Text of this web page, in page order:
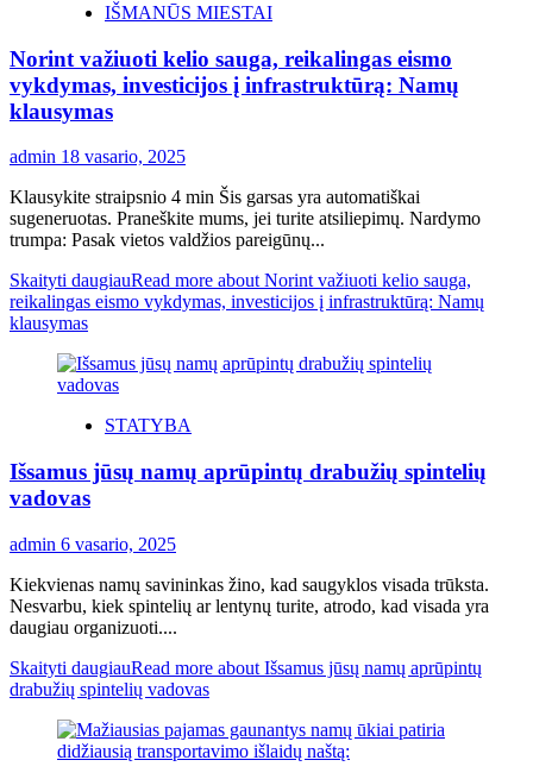
IŠMANŪS MIESTAI
Norint važiuoti kelio sauga, reikalingas eismo
vykdymas, investicijos į infrastruktūrą: Namų
klausymas
admin 18 vasario, 2025
Klausykite straipsnio 4 min Šis garsas yra automatiškai
sugeneruotas. Praneškite mums, jei turite atsiliepimų. Nardymo
trumpa: Pasak vietos valdžios pareigūnų...
Skaityti daugiauRead more about Norint važiuoti kelio sauga,
reikalingas eismo vykdymas, investicijos į infrastruktūrą: Namų
klausymas
STATYBA
Išsamus jūsų namų aprūpintų drabužių spintelių
vadovas
admin 6 vasario, 2025
Kiekvienas namų savininkas žino, kad saugyklos visada trūksta.
Nesvarbu, kiek spintelių ar lentynų turite, atrodo, kad visada yra
daugiau organizuoti....
Skaityti daugiauRead more about Išsamus jūsų namų aprūpintų
drabužių spintelių vadovas